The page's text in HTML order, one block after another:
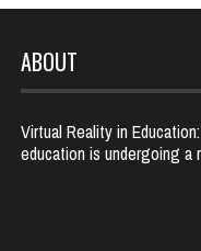
ABOUT
Virtual Reality in
education is undergoing a